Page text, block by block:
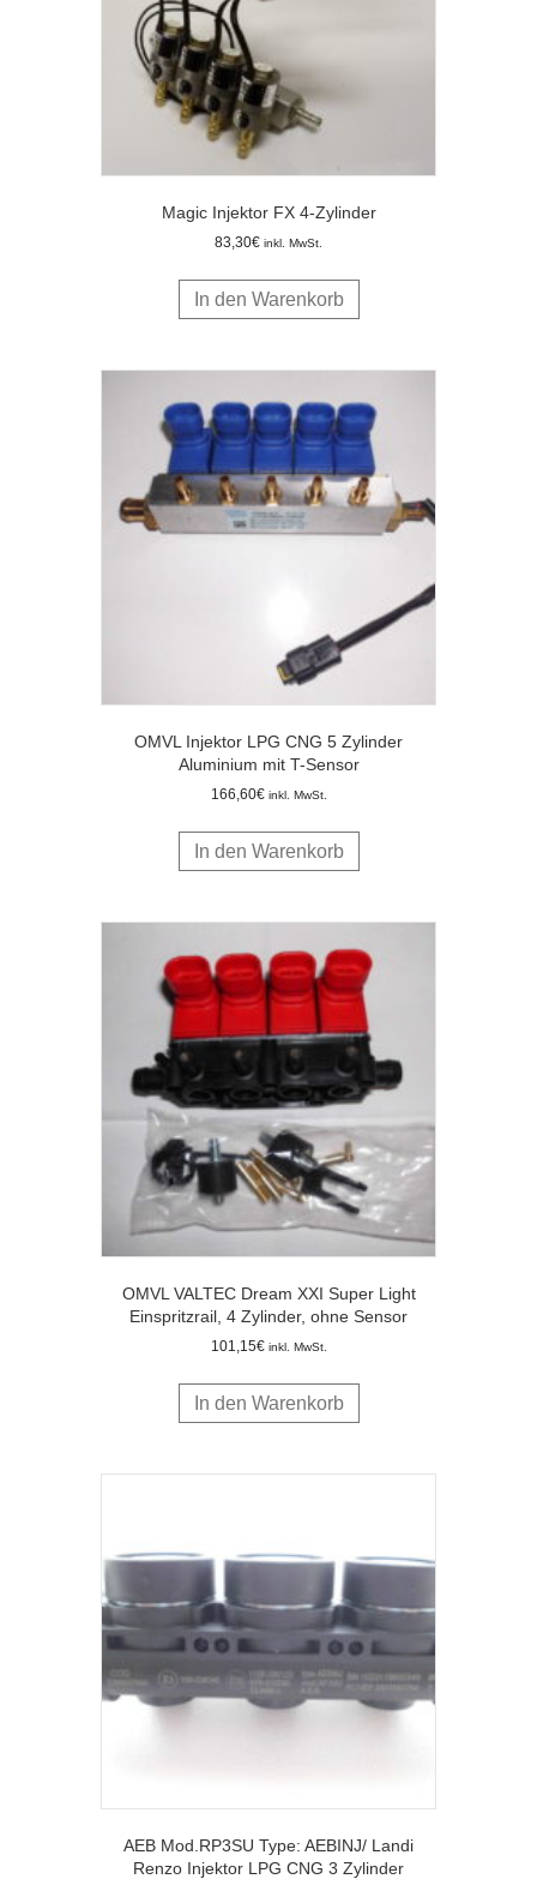
Magic Injektor FX 4-Zylinder
83,30€ inkl. MwSt.
In den Warenkorb
OMVL Injektor LPG CNG 5 Zylinder
Aluminium mit T-Sensor
166,60€ inkl. MwSt.
In den Warenkorb
OMVL VALTEC Dream XXI Super Light
Einspritzrail, 4 Zylinder, ohne Sensor
101,15€ inkl. MwSt.
In den Warenkorb
AEB Mod.RP3SU Type: AEBINJ/ Landi
Renzo Injektor LPG CNG 3 Zylinder